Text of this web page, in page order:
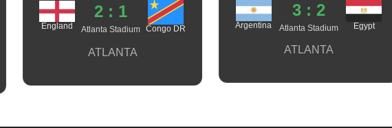
England
2 : 1
Atlanta Stadium Congo DR
ATLANTA
Argentina
3 : 2
Atlanta Stadium Egypt
ATLANTA